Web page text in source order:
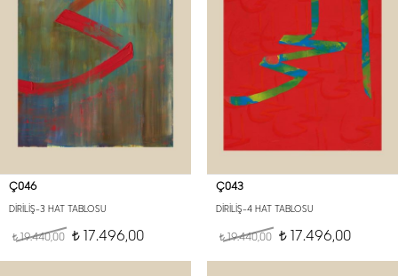
Ç046
DİRİLİŞ-3 HAT TABLOSU
t19.440,00 t 17.496,00
Ç043
DİRİLİŞ-4 HAT TABLOSU
t19.440,00 t17.496,00